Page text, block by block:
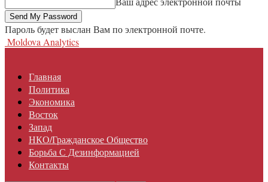
Пароль будет выслан Вам по электронной почте.
Moldova Analytics
Главная
Политика
Экономика
Восток
Запад
НКО/гражданское Общество
Борьба С Дезинформацией
Контакты